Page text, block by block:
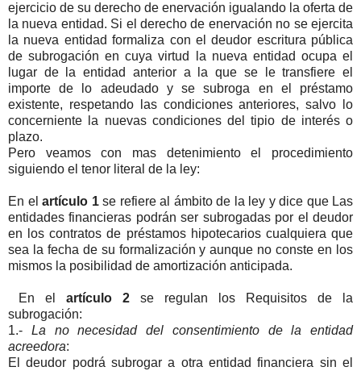
ejercicio de su derecho de enervación igualando la oferta de
la nueva entidad. Si el derecho de enervación no se ejercita
la nueva entidad formaliza con el deudor escritura pública
de subrogación en cuya virtud la nueva entidad ocupa el
lugar de la entidad anterior a la que se le transfiere el
importe de lo adeudado y se subroga en el préstamo
existente, respetando las condiciones anteriores, salvo lo
concerniente la nuevas condiciones del tipio de interés o
plazo.
Pero veamos con mas detenimiento el procedimiento
siguiendo el tenor literal de la ley:
En el artículo 1se refiere al ámbito de la ley y dice que Las
entidades financieras podrán ser subrogadas por el deudor
en los contratos de préstamos hipotecarios cualquiera que
sea la fecha de su formalización y aunque no conste en los
mismos la posibilidad de amortización anticipada.
En el artículo 2 se regulan los Requisitos de la
subrogación:
1.- La no necesidad del consentimiento de la entidad
acreedora:
El deudor podrá subrogar a otra entidad financiera sin el